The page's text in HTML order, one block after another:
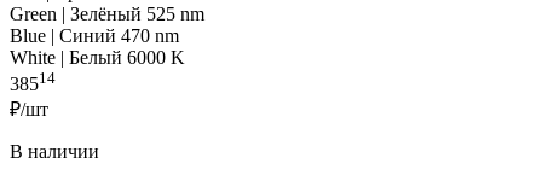
Green | Зелёный 525 nm
Blue | Синий 470 nm
White | Белый 6000 K
38514
₽/шт
В наличии